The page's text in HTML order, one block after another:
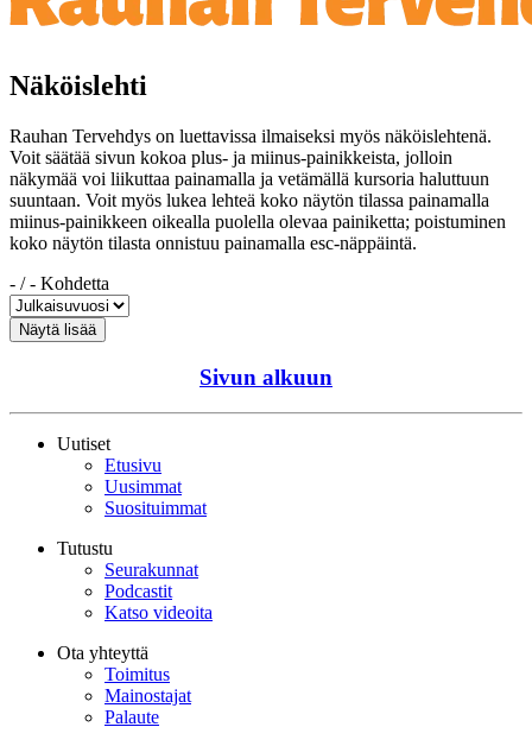
Näköislehti
Rauhan Tervehdys on luettavissa ilmaiseksi myös näköislehtenä.
Voit säätää sivun kokoa plus- ja miinus-painikkeista, jolloin
näkymää voi liikuttaa painamalla ja vetämällä kursoria haluttuun
suuntaan. Voit myös lukea lehteä koko näytön tilassa painamalla
miinus-painikkeen oikealla puolella olevaa painiketta; poistuminen
koko näytön tilasta onnistuu painamalla esc-näppäintä.
- /- Kohdetta
Sivun alkuun
Uutiset
Etusivu
Uusimmat
Suosituimmat
Tutustu
Seurakunnat
Podcastit
Katso videoita
Ota yhteyttä
Toimitus
Mainostajat
Palaute